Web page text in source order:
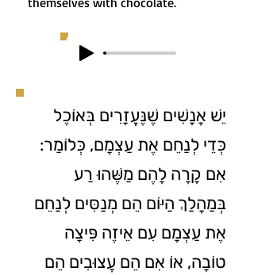
יֵשׁ אֲנָשִׁים שֶׁנֶּעֱזָרִים בְּאוֹכֶל
כְּדֵי לְנַחֵם אֶת עַצְמָם, כְּלוֹמַר:
אִם קָרָה לָהֶם מַשֶּׁהוּ רַע
בְּמַהֲלַךְ הַיּוֹם הֵם מְנַסִּים לְנַחֵם
אֶת עַצְמָם עִם אֵיזֶה פִּיצָה
טוֹבָה, אוֹ אִם הֵם עֲצוּבִים הֵם